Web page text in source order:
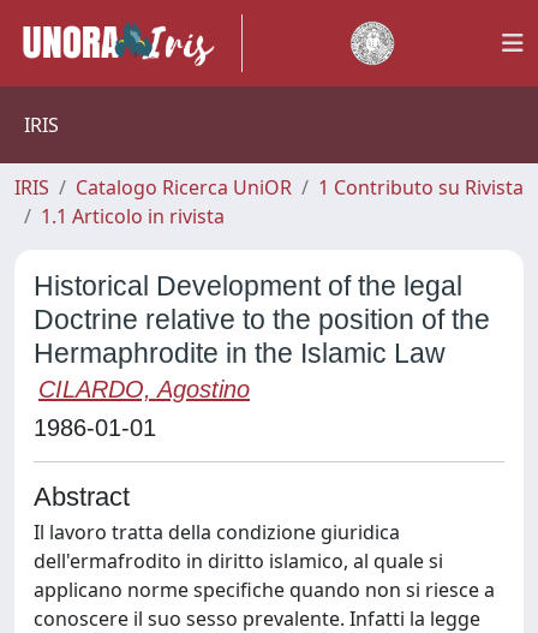
IRIS
IRIS Catalogo Ricerca UniOR
1 Contributo su Rivista
1.1 Articolo in rivista
Historical Development of the legal
Doctrine relative to the position of the
Hermaphrodite in the Islamic Law
CILARDO, Agostino
1986-01-01
Abstract
Il lavoro tratta della condizione giuridica
dell'ermafrodito in diritto islamico, al quale si
applicano norme specifiche quando non si riesce a
conoscere il suo sesso prevalente. Infatti la legge